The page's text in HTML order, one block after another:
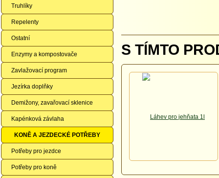
Truhlíky
Repelenty
Ostatní
Enzymy a kompostovače
Zavlažovací program
Jezírka doplňky
Demižony, zavařovací sklenice
Kapénková závlaha
KONĚ A JEZDECKÉ POTŘEBY
Potřeby pro jezdce
Potřeby pro koně
S TÍMTO